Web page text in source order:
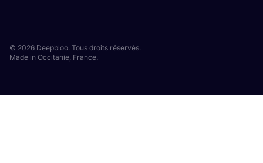
© 2026 Deepbloo. Tous droits réservés.
Made in Occitanie, France.